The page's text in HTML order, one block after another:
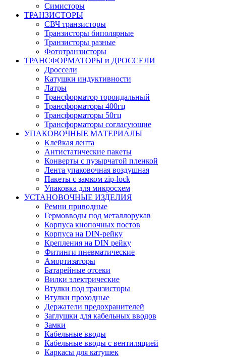
Симисторы
ТРАНЗИСТОРЫ
СВЧ транзисторы
Транзисторы биполярные
Транзисторы разные
Фототранзисторы
ТРАНСФОРМАТОРЫ и ДРОССЕЛИ
Дроссели
Катушки индуктивности
Латры
Трансформатор тороидальный
Трансформаторы 400гц
Трансформаторы 50гц
Трансформаторы согласующие
УПАКОВОЧНЫЕ МАТЕРИАЛЫ
Клейкая лента
Антистатические пакеты
Конверты с пузырчатой пленкой
Лента упаковочная воздушная
Пакеты с замком zip-lock
Упаковка для микросхем
УСТАНОВОЧНЫЕ ИЗДЕЛИЯ
Ремни приводные
Гермовводы под металлорукав
Корпуса кнопочных постов
Корпуса на DIN-рейку
Крепления на DIN рейку
Фитинги пневматические
Амортизаторы
Батарейные отсеки
Вилки электрические
Втулки под транзисторы
Втулки проходные
Держатели предохранителей
Заглушки для кабельных вводов
Замки
Кабельные вводы
Кабельные вводы с вентиляцией
Каркасы для катушек